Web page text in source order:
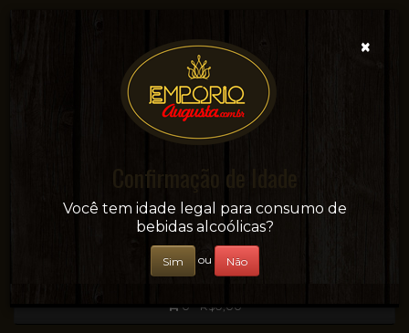
Sua conveniência e adega on-line!
0 - R$0,00
×
Confirmação de Idade
Você tem idade legal para consumo de
bebidas alcoólicas?
Sim ou Não